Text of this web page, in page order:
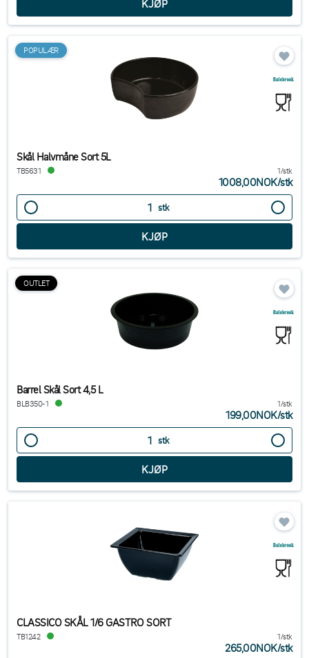
POPULÆR
Skål Halvmåne Sort 5L
TB5631 1/stk
1008,00NOK/stk
stk
OUTLET
Barrel Skål Sort 4,5 L
BLB350-1 1/stk
199,00NOK/stk
stk
CLASSICO SKÅL 1/6 GASTRO SORT
TB1242 1/stk
265,00NOK/stk